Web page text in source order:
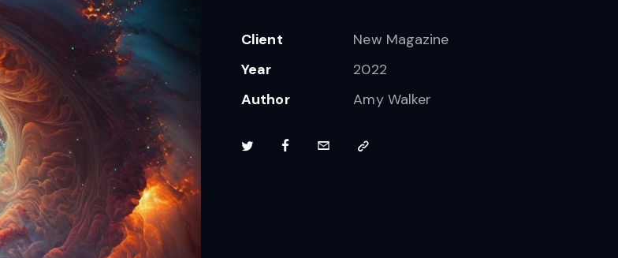
Client
New Magazine
Year
2022
Author
Amy Walker